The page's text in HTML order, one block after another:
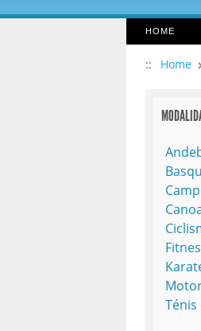
HOME
:: Home
Ténis